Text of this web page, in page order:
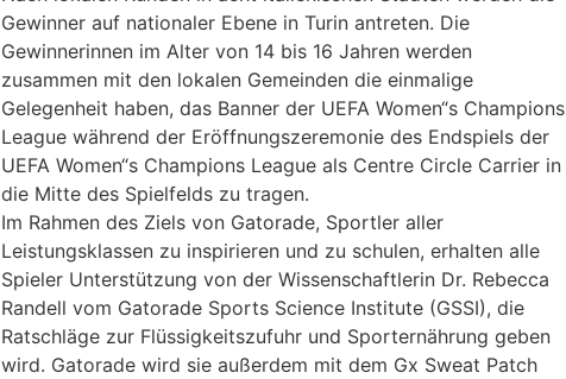
Gewinner auf nationaler Ebene in Turin antreten. Die
Gewinnerinnen im Alter von 14 bis 16 Jahren werden
zusammen mit den lokalen Gemeinden die einmalige
Gelegenheit haben, das Banner der UEFA Women“s Champions
League während der Eröffnungszeremonie des Endspiels der
UEFA Women“s Champions League als Centre Circle Carrier in
die Mitte des Spielfelds zu tragen.
Im Rahmen des Ziels von Gatorade, Sportler aller
Leistungsklassen zu inspirieren und zu schulen, erhalten alle
Spieler Unterstützung von der Wissenschaftlerin Dr. Rebecca
Randell vom Gatorade Sports Science Institute (GSSI), die
Ratschläge zur Flüssigkeitszufuhr und Sporternährung geben
wird. Gatorade wird sie außerdem mit dem Gx Sweat Patch